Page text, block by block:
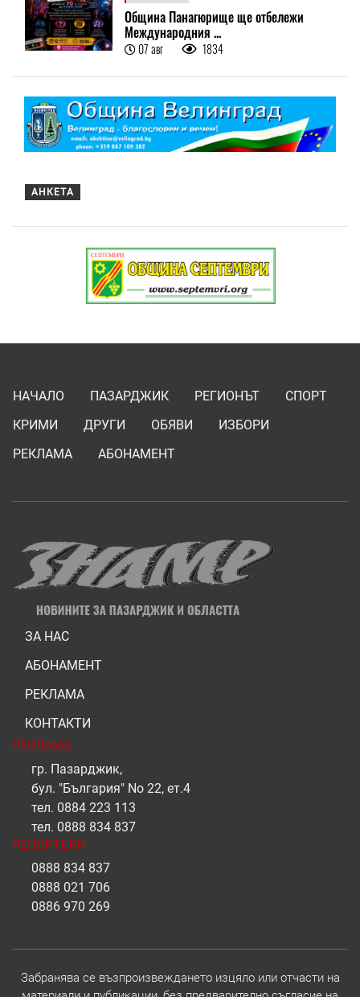
Община Панагюрище ще отбележи
Международния ...
07 авг 1834
АНКЕТА
НАЧАЛО ПАЗАРДЖИК РЕГИОНЪТ
СПОРТ
КРИМИ
ДРУГИ ОБЯВИ
ИЗБОРИ
РЕКЛАМА
АБОНАМЕНТ
ЗА НАС
АБОНАМЕНТ
РЕКЛАМА
КОНТАКТИ
РЕКЛАМА
гр. Пазарджик,
бул. "България" No 22, ет.4
тел. 0884 223 113
тел. 0888 834 837
РЕПОРТЕРИ
0888 834 837
0888 021 706
0886 970 269
Забранява се възпроизвеждането изцяло или отчасти на